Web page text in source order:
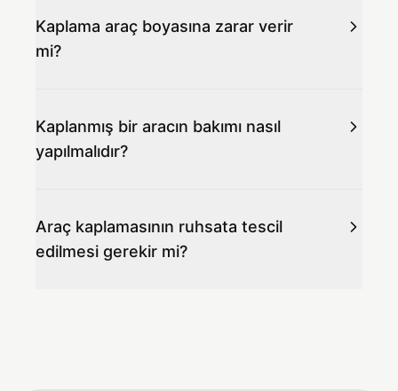
Kaplama araç boyasına zarar verir
mi?
Kaplanmış bir aracın bakımı nasıl
yapılmalıdır?
Araç kaplamasının ruhsata tescil
edilmesi gerekir mi?